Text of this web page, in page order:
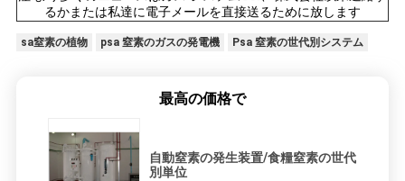
るかまたは私達に電子メールを直接送るために放します
sa窒素の植物 psa 窒素のガスの発電機 Psa 窒素の世代別システム
最高の価格で
自動窒素の発生装置/食糧窒素の世代
別単位